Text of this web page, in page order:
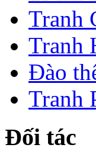
Tranh
Tranh
Đào
Tranh
Đối tác